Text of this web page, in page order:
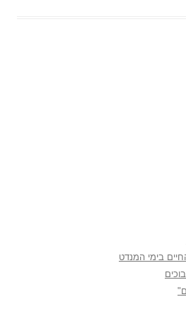
בימי המנדט